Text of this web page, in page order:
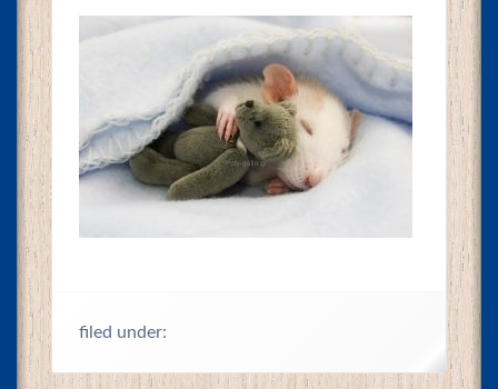
filed under: